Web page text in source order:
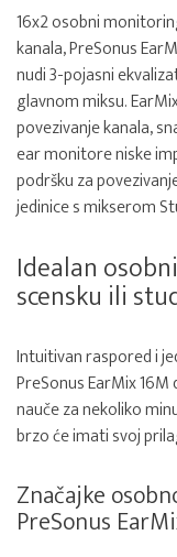
16x2 osobni
kanala, PreSonus
nudi 3-pojasni
glavnom miksu.
povezivanje kanala,
ear monitore niske
podršku za
jedinice s mikserom
Idealan
scensku ili
Intuitivan raspored i
PreSonus EarMix
nauče za nekoliko
brzo će imati svoj
Značajke
PreSonus